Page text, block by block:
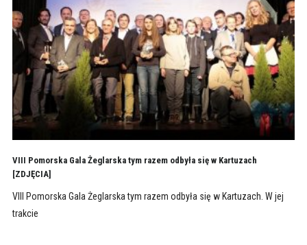
VIII Pomorska Gala Żeglarska tym razem odbyła się w Kartuzach
[ZDJĘCIA]
VIII Pomorska Gala Żeglarska tym razem odbyła się w Kartuzach. W jej
trakcie